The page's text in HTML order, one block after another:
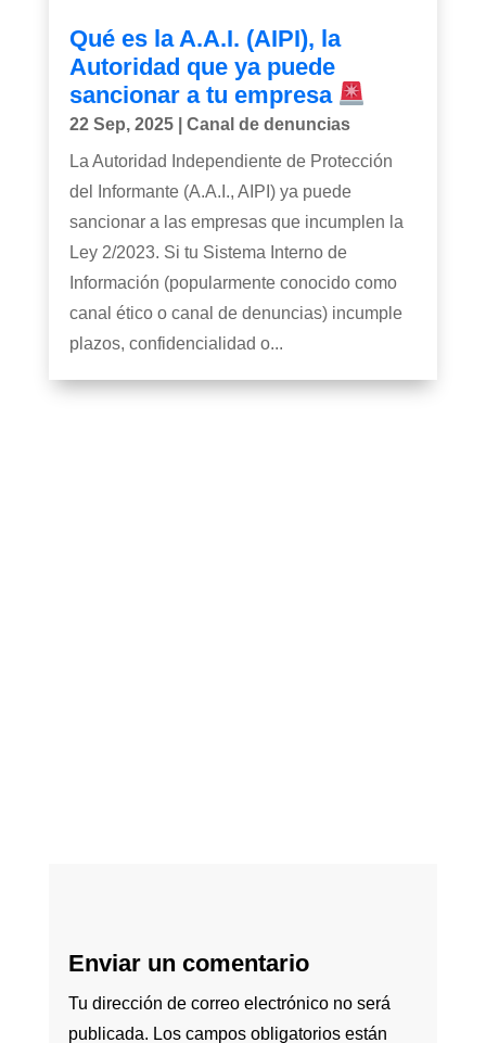
Qué es la A.A.I. (AIPI), la
Autoridad que ya puede
sancionar a tu empresa
22 Sep, 2025| Canal de denuncias
La Autoridad Independiente de Protección
del Informante (A.A.I., AIPI) ya puede
sancionar a las empresas que incumplen la
Ley 2/2023. Si tu Sistema Interno de
Información (popularmente conocido como
canal ético o canal de denuncias) incumple
plazos, confidencialidad o...
Enviar un comentario
Tu dirección de correo electrónico no será
publicada. Los campos obligatorios están